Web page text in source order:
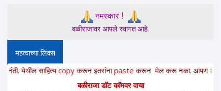
नमस्कार!
बळीराजावर आपले स्वागत आहे.
महत्वाच्या लिंक्स
येथील साहित्यcopyकरून इतरांनाpasteकरून मेल करू नका. आपणअत्यंत
बळीराजा डॉट कॉमवर वाचा